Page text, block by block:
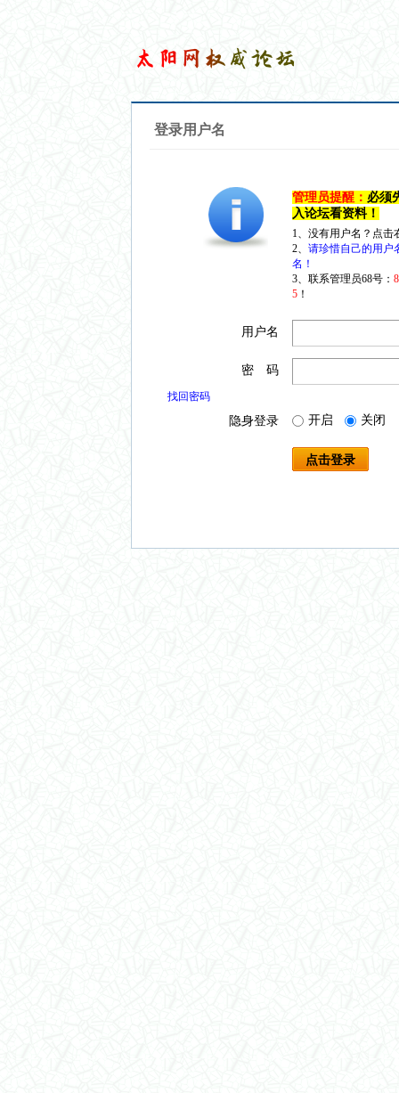
登录用户名
管理员提醒： 必须
入论坛看资料！
1、没有用户名？点
2、 请珍惜自己的用户
名！
3、联系管理员68号：
5 ！
用户名
密 码
找回密码
隐身登录 开启 关闭
点击登录